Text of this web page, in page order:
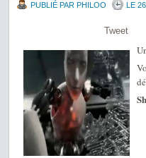
PUBLIÉ PAR PHILOO LE
Tweet